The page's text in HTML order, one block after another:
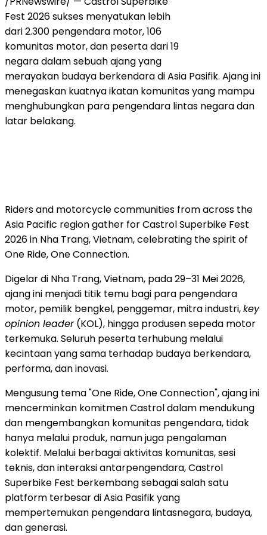
Fest 2026 sukses menyatukan lebih
dari 2.300 pengendara motor, 106
komunitas motor, dan peserta dari 19
negara dalam sebuah ajang yang
merayakan budaya berkendara di Asia Pasifik. Ajang ini
menegaskan kuatnya ikatan komunitas yang mampu
menghubungkan para pengendara lintas negara dan
latar belakang.
Riders and motorcycle communities from across the
Asia Pacific region gather for Castrol Superbike Fest
2026 in Nha Trang, Vietnam, celebrating the spirit of
One Ride, One Connection.
Digelar di Nha Trang, Vietnam, pada 29–31 Mei 2026,
ajang ini menjadi titik temu bagi para pengendara
motor, pemilik bengkel, penggemar, mitra industri,key
opinion leader(KOL), hingga produsen sepeda motor
terkemuka. Seluruh peserta terhubung melalui
kecintaan yang sama terhadap budaya berkendara,
performa, dan inovasi.
Mengusung tema "One Ride, One Connection", ajang ini
mencerminkan komitmen Castrol dalam mendukung
dan mengembangkan komunitas pengendara, tidak
hanya melalui produk, namun juga pengalaman
kolektif. Melalui berbagai aktivitas komunitas, sesi
teknis, dan interaksi antarpengendara, Castrol
Superbike Fest berkembang sebagai salah satu
platform terbesar di Asia Pasifik yang
mempertemukan pengendara lintasnegara, budaya,
dan generasi.